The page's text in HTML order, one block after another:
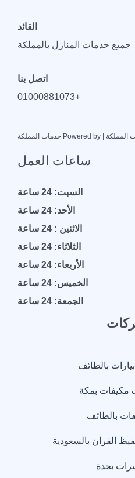
القائد
جميع جدمات المنازل بالمملكة
اتصل بنا
+01000881073
ساعات العمل
السبت: 24 ساعة
الأحد: 24 ساعة
الاثنين : 24 ساعة
الثلاثاء: 24 ساعة
الأربعاء: 24 ساعة
الخميس: 24 ساعة
الجمعة: 24 ساعة
بالطائف
مكيفات بمكة
بالطائف
القران بالسعودية
بجدة